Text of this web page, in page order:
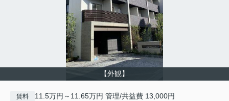
【外観】
賃料 11.5万円～11.65万円 管理/共益費 13,000円